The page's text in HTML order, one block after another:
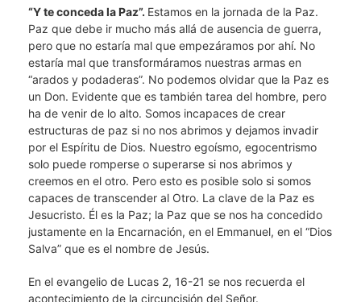
“Y te conceda la Paz”. Estamos en la jornada de la Paz.
Paz que debe ir mucho más allá de ausencia de guerra,
pero que no estaría mal que empezáramos por ahí. No
estaría mal que transformáramos nuestras armas en
“arados y podaderas”. No podemos olvidar que la Paz es
un Don. Evidente que es también tarea del hombre, pero
ha de venir de lo alto. Somos incapaces de crear
estructuras de paz si no nos abrimos y dejamos invadir
por el Espíritu de Dios. Nuestro egoísmo, egocentrismo
solo puede romperse o superarse si nos abrimos y
creemos en el otro. Pero esto es posible solo si somos
capaces de transcender al Otro. La clave de la Paz es
Jesucristo. Él es la Paz; la Paz que se nos ha concedido
justamente en la Encarnación, en el Emmanuel, en el “Dios
Salva” que es el nombre de Jesús.
En el evangelio de Lucas 2, 16-21 se nos recuerda el
acontecimiento de la circuncisión del Señor.